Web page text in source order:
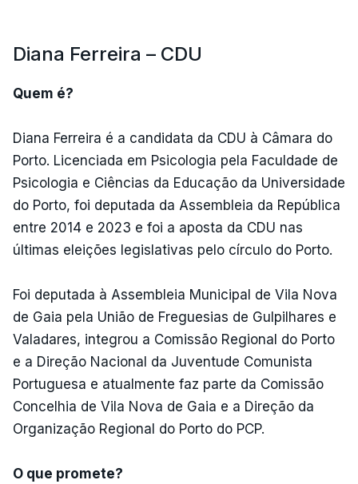
Diana Ferreira – CDU
Quem é?
Diana Ferreira é a candidata da CDU à Câmara do
Porto. Licenciada em Psicologia pela Faculdade de
Psicologia e Ciências da Educação da Universidade
do Porto, foi deputada da Assembleia da República
entre 2014 e 2023 e foi a aposta da CDU nas
últimas eleições legislativas pelo círculo do Porto.
Foi deputada à Assembleia Municipal de Vila Nova
de Gaia pela União de Freguesias de Gulpilhares e
Valadares, integrou a Comissão Regional do Porto
e a Direção Nacional da Juventude Comunista
Portuguesa e atualmente faz parte da Comissão
Concelhia de Vila Nova de Gaia e a Direção da
Organização Regional do Porto do PCP.
O que promete?